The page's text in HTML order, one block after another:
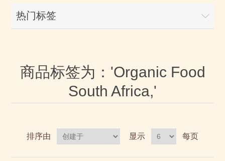
热门标签
商品标签为：'Organic Food
South Africa,'
排序由 显示 每页